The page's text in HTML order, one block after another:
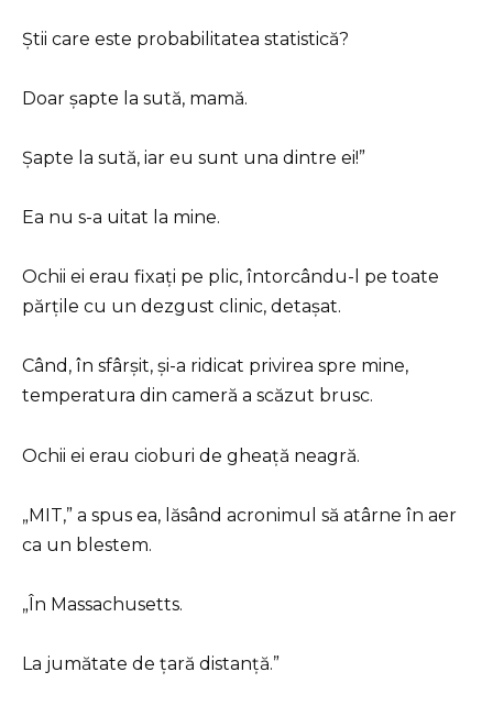
Știi care este probabilitatea statistică?
Doar șapte la sută, mamă.
Șapte la sută, iar eu sunt una dintre ei!”
Ea nu s-a uitat la mine.
Ochii ei erau fixați pe plic, întorcându-l pe toate
părțile cu un dezgust clinic, detașat.
Când, în sfârșit, și-a ridicat privirea spre mine,
temperatura din cameră a scăzut brusc.
Ochii ei erau cioburi de gheață neagră.
„MIT,” a spus ea, lăsând acronimul să atârne în aer
ca un blestem.
„În Massachusetts.
La jumătate de țară distanță.”